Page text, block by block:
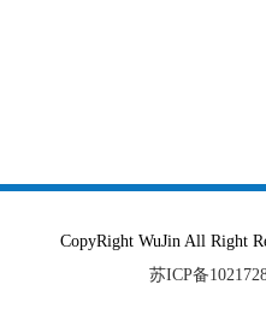
CopyRight WuJin All
苏ICP备